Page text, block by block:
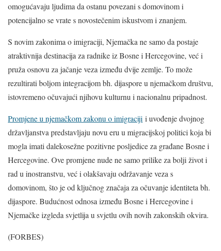
omogućavaju ljudima da ostanu povezani s domovinom i
potencijalno se vrate s novostečenim iskustvom i znanjem.
S novim zakonima o imigraciji, Njemačka ne samo da postaje
atraktivnija destinacija za radnike iz Bosne i Hercegovine, već i
pruža osnovu za jačanje veza između dvije zemlje. To može
rezultirati boljom integracijom bh. dijaspore u njemačkom društvu,
istovremeno očuvajući njihovu kulturnu i nacionalnu pripadnost.
Promjene u njemačkom zakonu o imigraciji i uvođenje dvojnog
državljanstva predstavljaju novu eru u migracijskoj politici koja bi
mogla imati dalekosežne pozitivne posljedice za građane Bosne i
Hercegovine. Ove promjene nude ne samo prilike za bolji život i
rad u inostranstvu, već i olakšavaju održavanje veza s
domovinom, što je od ključnog značaja za očuvanje identiteta bh.
dijaspore. Budućnost odnosa između Bosne i Hercegovine i
Njemačke izgleda svjetlija u svjetlu ovih novih zakonskih okvira.
(FORBES)